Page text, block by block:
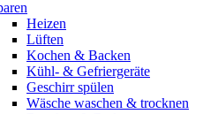
Heizen
Lüften
Kochen & Backen
Kühl- & Gefriergeräte
Geschirr spülen
Wäsche waschen & trocknen